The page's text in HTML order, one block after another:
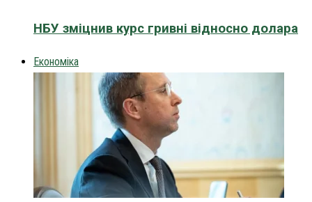
НБУ зміцнив курс гривні відносно долара
Економіка